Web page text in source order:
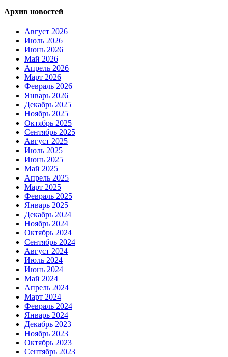
Архив новостей
Август 2026
Июль 2026
Июнь 2026
Май 2026
Апрель 2026
Март 2026
Февраль 2026
Январь 2026
Декабрь 2025
Ноябрь 2025
Октябрь 2025
Сентябрь 2025
Август 2025
Июль 2025
Июнь 2025
Май 2025
Апрель 2025
Март 2025
Февраль 2025
Январь 2025
Декабрь 2024
Ноябрь 2024
Октябрь 2024
Сентябрь 2024
Август 2024
Июль 2024
Июнь 2024
Май 2024
Апрель 2024
Март 2024
Февраль 2024
Январь 2024
Декабрь 2023
Ноябрь 2023
Октябрь 2023
Сентябрь 2023